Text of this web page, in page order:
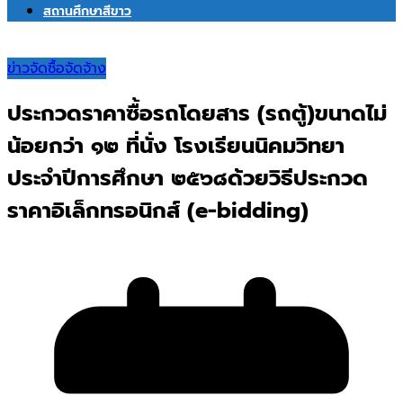
สถานศึกษาสีขาว
ข่าวจัดซื้อจัดจ้าง
ประกวดราคาซื้อรถโดยสาร (รถตู้)ขนาดไม่
น้อยกว่า ๑๒ ที่นั่ง โรงเรียนนิคมวิทยา
ประจำปีการศึกษา ๒๕๖๘ด้วยวิธีประกวด
ราคาอิเล็กทรอนิกส์ (e-bidding)